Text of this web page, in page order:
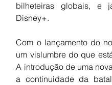
bilheteiras globais, e
Disney+.
Com o lançamento do
um vislumbre do que
A introdução de uma
a continuidade da